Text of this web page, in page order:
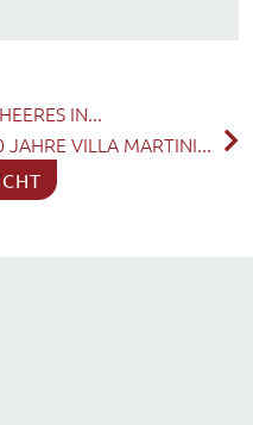
IN...
JAHRE VILLA MARTINI...